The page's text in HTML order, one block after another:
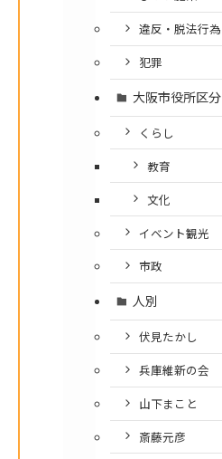
違反・脱法行為
犯罪
大阪市役所区分
くらし
教育
文化
イベント観光
市政
人別
伏見たかし
兵庫維新の会
山下まこと
斎藤元彦